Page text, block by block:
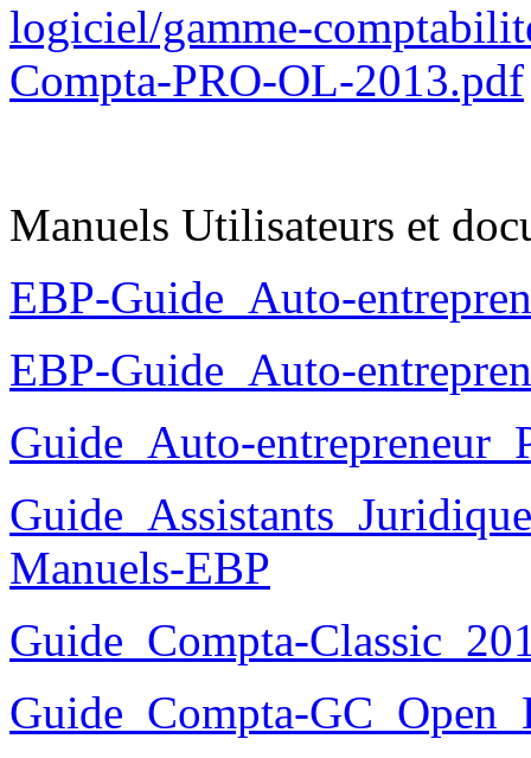
logiciel/gamme-
Compta-PRO-OL-2013.pdf
Manuels Utilisateurs et
EBP-Guide_Auto-
EBP-Guide_Auto-
Guide_Auto-
Manuels-EBP
Guide_Compta-
Guide_Compta-